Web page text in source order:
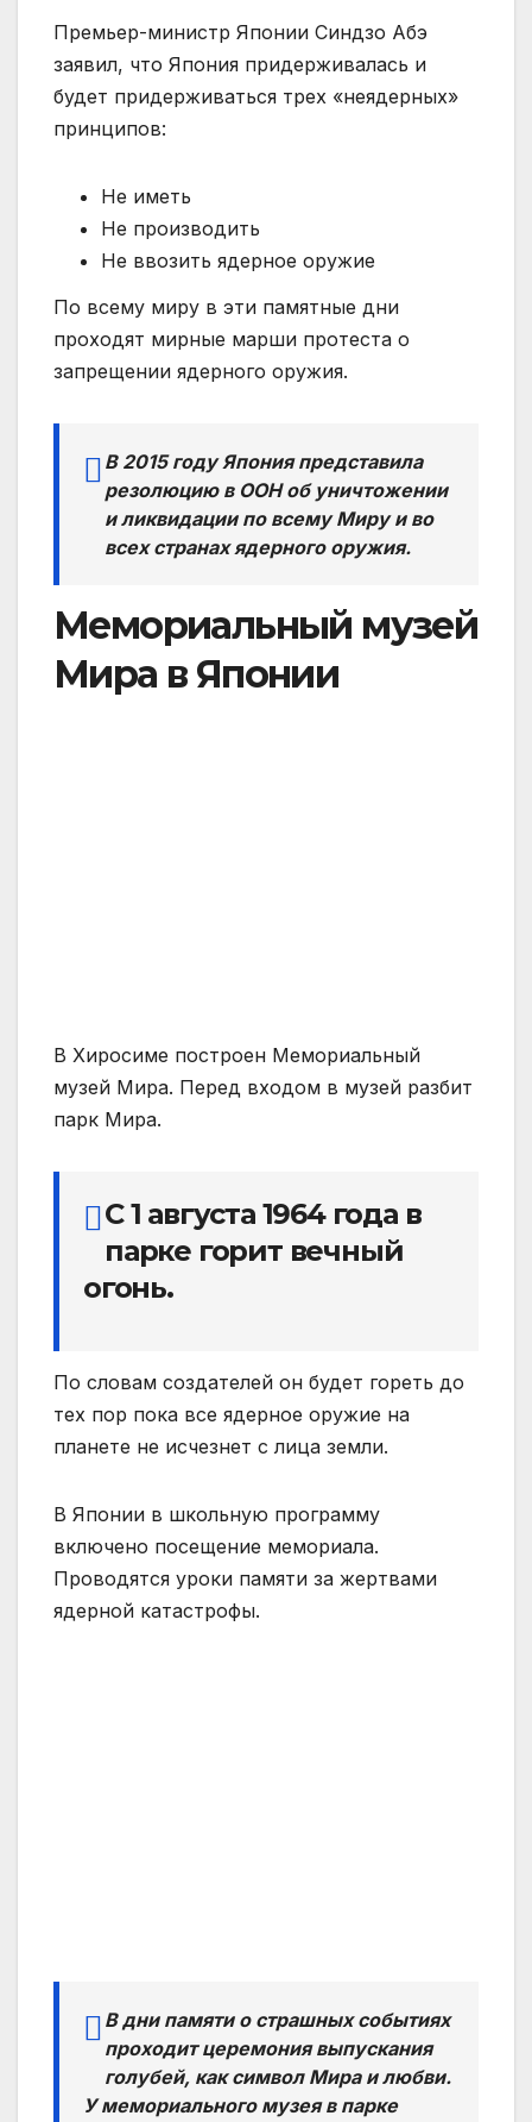
Премьер-министр Японии Синдзо Абэ
заявил, что Япония придерживалась и
будет придерживаться трех «неядерных»
принципов:
Не иметь
Не производить
Не ввозить ядерное оружие
По всему миру в эти памятные дни
проходят мирные марши протеста о
запрещении ядерного оружия.
В 2015 году Япония представила
резолюцию в ООН об уничтожении
и ликвидации по всему Миру и во
всех странах ядерного оружия.
Мемориальный музей
Мира в Японии
В Хиросиме построен Мемориальный
музей Мира. Перед входом в музей разбит
парк Мира.
С 1 августа 1964 года в
парке горит вечный
огонь.
По словам создателей он будет гореть до
тех пор пока все ядерное оружие на
планете не исчезнет с лица земли.
В Японии в школьную программу
включено посещение мемориала.
Проводятся уроки памяти за жертвами
ядерной катастрофы.
В дни памяти о страшных событиях
проходит церемония выпускания
голубей, как символ Мира и любви.
У мемориального музея в парке